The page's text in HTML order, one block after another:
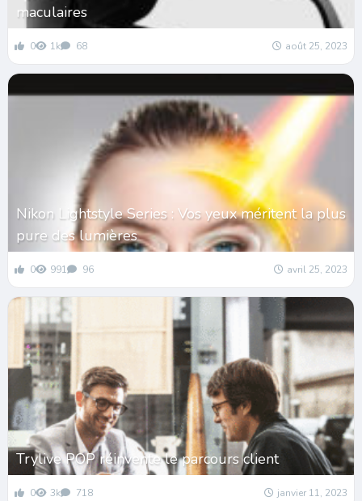
maculaires
0 1k 68 août 25, 2023
Nikon Lightstyle Series : Vos yeux méritent la plus
pure des lumières
0 991 96 avril 25, 2023
Trylive POP réinvente le parcours client
0 3k 718 janvier 11, 2023